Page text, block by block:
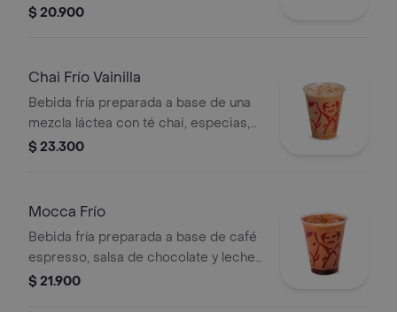
maracuýa. Contiene azúcar añadida.
$ 20.900
Chai Frío Vainilla
Bebida fría preparada a base de una
mezcla láctea con té chai, especias,
leche, miel, vainilla y almendras,
$ 23.300
Mocca Frío
Bebida fría preparada a base de café
espresso, salsa de chocolate y leche,
servida sobre hielo.
$ 21.900